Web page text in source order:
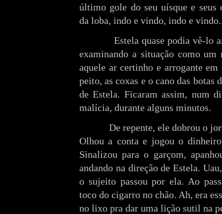
último gole do seu uísque e seus
da loba, indo e vindo, indo e
Estela quase podia vê-lo
examinando a situação como um
aquele ar certinho e arrogante
peito, as coxas e o cano das botas
de Estela. Ficaram assim, num
malícia, durante alguns minutos.
De repente, ele dobrou o
Olhou a conta e jogou o
Sinalizou para o garçom,
andando na direção de Estela.
o sujeito passou por ela. Ao
toco do cigarro no chão. Ah, era
no lixo pra dar uma lição sutil na